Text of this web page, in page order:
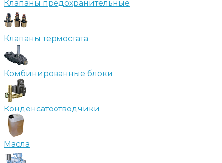
Клапаны предохранительные
Клапаны термостата
Комбинированные блоки
Конденсатоотводчики
Масла